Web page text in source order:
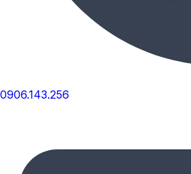
0906.143.256